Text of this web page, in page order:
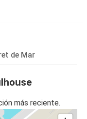
de Mar
más reciente.